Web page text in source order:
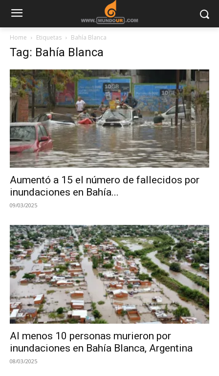
Home Etiquetas Bahía Blanca
Tag: Bahía Blanca
Aumentó a 15 el número de fallecidos por
inundaciones en Bahía...
09/03/2025
Al menos 10 personas murieron por
inundaciones en Bahía Blanca, Argentina
08/03/2025